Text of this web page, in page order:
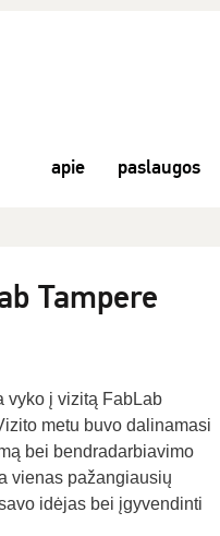
apie paslaugos
Tampere
vyko į vizitą FabLab
metu buvo dalinamasi
bei bendradarbiavimo
vienas pažangiausių
idėjas bei įgyvendinti